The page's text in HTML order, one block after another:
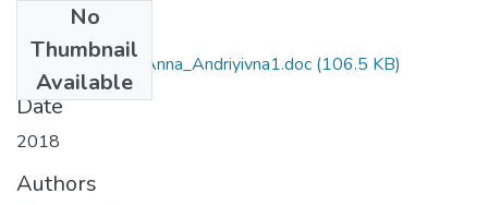
No
Thumbnail
Available
291_Yarovenko_Anna_Andriyivna1.doc (106.5 KB)
Date
2018
Authors